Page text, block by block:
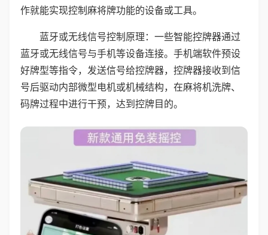
作就能实现控制麻将牌功能的设备或工具。
蓝牙或无线信号控制原理：一些智能控牌器通过
蓝牙或无线信号与手机等设备连接。手机端软件预设
好牌型等指令，发送信号给控牌器，控牌器接收到信
号后驱动内部微型电机或机械结构，在麻将机洗牌、
码牌过程中进行干预，达到控牌目的。